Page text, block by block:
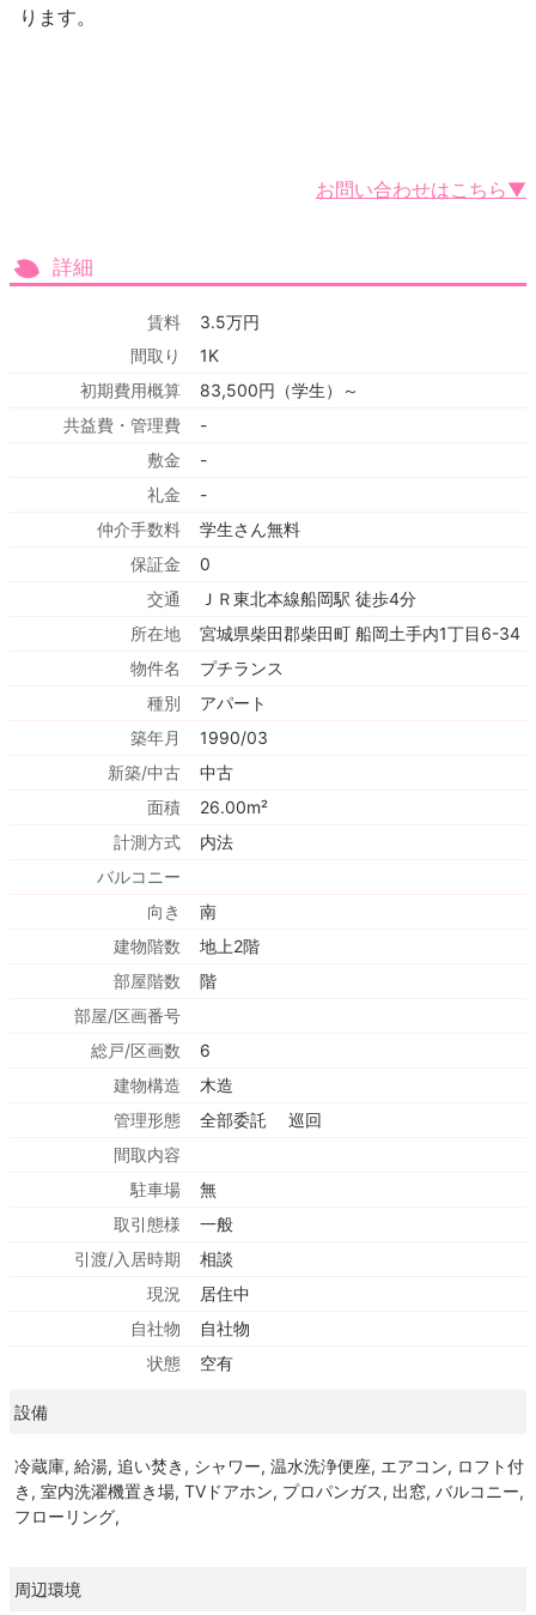
ります。
お問い合わせはこちら▼
詳細
賃料
3.5万円
間取り
1K
初期費用概算
83,500円（学生）～
共益費・管理費
-
敷金
-
礼金
-
仲介手数料
学生さん無料
保証金
0
交通
ＪＲ東北本線船岡駅 徒歩4分
所在地
宮城県柴田郡柴田町 船岡土手内1丁目6-34
物件名
プチランス
種別
アパート
築年月
1990/03
新築/中古
中古
面積
26.00m²
計測方式
内法
バルコニー
向き
南
建物階数
地上2階
部屋階数
階
部屋/区画番号
総戸/区画数
6
建物構造
木造
管理形態
全部委託 巡回
間取内容
駐車場
無
取引態様
一般
引渡/入居時期
相談
現況
居住中
自社物
自社物
状態
空有
設備
冷蔵庫, 給湯, 追い焚き, シャワー, 温水洗浄便座, エアコン, ロフト付
き, 室内洗濯機置き場, TVドアホン, プロパンガス, 出窓, バルコニー,
フローリング,
周辺環境